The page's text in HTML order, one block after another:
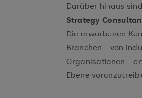
Darüber hinaus
Strategy
Die erworbenen
Branchen – von
Organisationen –
Ebene